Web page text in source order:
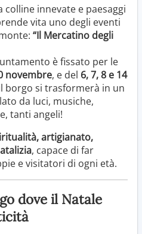
colline innevate e paesaggi
vita uno degli eventi
“Il Mercatino degli
è fissato per le
novembre, e del 6, 7, 8 e 14
borgo si trasformerà in un
da luci, musiche,
tanti angeli!
artigianato,
, capace di far
e visitatori di ogni età.
dove il Natale